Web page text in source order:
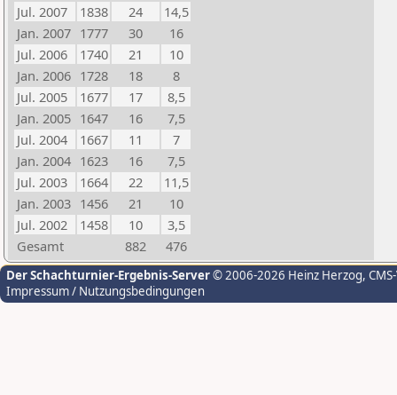
Jul. 2007
1838 24
14,5
Jan. 2007 1777 30
16
Jul. 2006
1740 21
10
Jan. 2006 1728 18
8
Jul. 2005
1677 17
8,5
Jan. 2005 1647 16
7,5
Jul. 2004
1667 11
7
Jan. 2004 1623 16
7,5
Jul. 2003
1664 22
11,5
Jan. 2003 1456 21
10
Jul. 2002
1458 10
3,5
Gesamt
882 476
Der Schachturnier-Ergebnis-Server© 2006-2026 Heinz Herzog,
Impressum / Nutzungsbedingungen